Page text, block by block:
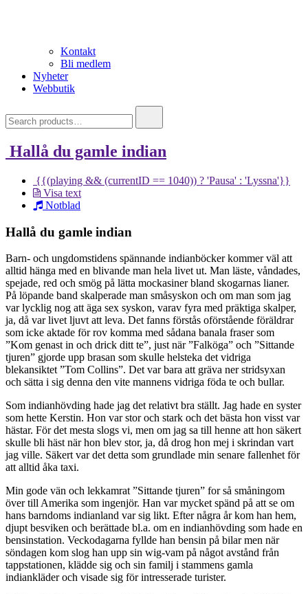
Kontakt
Bli medlem
Nyheter
Webbutik
for:
Hallå du gamle indian
{{(playing && (currentID == 1040)) ? 'Pausa' : 'Lyssna'}}
Visa text
Notblad
Hallå du gamle indian
Barn- och ungdomstidens spännande indianböcker kommer väl att
alltid hänga med en blivande man hela livet ut. Man läste, våndades,
spejade, red och smög på lätta mockasiner bland skogarnas lianer.
På löpande band skalperade man småsyskon och om man som jag
var lycklig nog att äga sex syskon, varav fyra med präktiga skalper,
ja, då var livet ljuvt att leva. Det fanns förstås oförstående föräldrar
som icke aktade för rov komma med sådana banala fraser som
”Kom genast in och drick ditt te”, just när ”Falköga” och ”Sittande
tjuren” gjorde upp brasan som skulle helsteka det vidriga
blekansiktet ”Tom Collins”. Det var bara att gräva ner stridsyxan
och sätta i sig denna den vite mannens vidriga föda te och bullar.
Som indianhövding hade jag det relativt bra ställt. Jag hade en syster
som hette Kerstin. Hon var stor och stark och det bästa hon visst var
hästar. För det mesta slogs vi, men om jag sa till henne att hon säkert
skulle bli häst när hon blev stor, ja, då drog hon mej i skrindan vart
jag ville. Säkert var det detta som grundlade min senare fallenhet för
att alltid åka taxi.
Min gode vän och lekkamrat ”Sittande tjuren” for så småningom
över till Amerika som ingenjör. Han var mycket spänd på att se om
hans barndoms indianland var sig likt. Efter några år kom han hem,
djupt besviken och berättade bl.a. om en indianhövding som hade en
bensinstation. Veckodagarna fyllde han bensin på bilar men när
söndagen kom slog han upp sin wig-vam på något avstånd från
tappstationen, klädde sig och sin familj i stammens gamla
indiankläder och visade sig för intresserade turister.